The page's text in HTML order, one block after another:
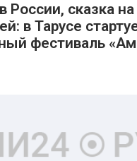
России, сказка
в Тарусе
фестиваль